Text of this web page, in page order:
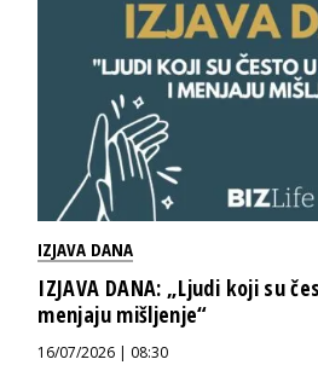
IZJAVA DANA
IZJAVA DANA: „Ljudi koji su
menjaju mišljenje“
16/07/2026 | 08:30